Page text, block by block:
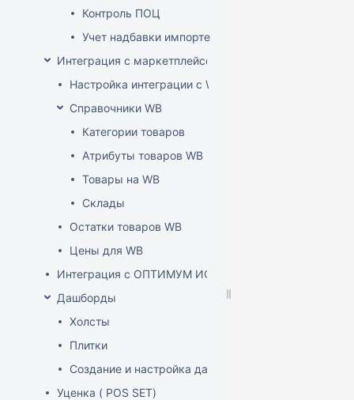
Контроль ПОЦ
Учет надбавки импортера в расценке (по
Интеграция с маркетплейсом Wildberries
Настройка интеграции с WB API
Справочники WB
Категории товаров
Атрибуты товаров WB
Товары на WB
Склады
Остатки товаров WB
Цены для WB
Интеграция с ОПТИМУМ ИСУМТ
Дашборды
Холсты
Плитки
Создание и настройка дашборда
Уценка ( POS SET)